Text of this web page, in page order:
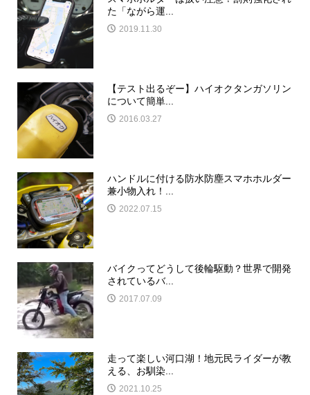
た「ながら運...
2019.11.30
【テスト出るぞー】ハイオクタンガソリン
について簡単...
2016.03.27
ハンドルに付ける防水防塵スマホホルダー
兼小物入れ！...
2022.07.15
バイクってどうして後輪駆動？世界で開発
されているバ...
2017.07.09
走って楽しい河口湖！地元民ライダーが教
える、お馴染...
2021.10.25